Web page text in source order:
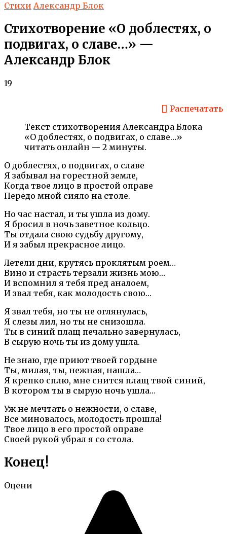
Стихи Александр Блок
Стихотворение «О доблестях, о
подвигах, о славе…» —
Александр Блок
19
Распечатать
Текст стихотворения Александра Блока
«О доблестях, о подвигах, о славе…»
читать онлайн — 2 минуты.
О доблестях, о подвигах, о славе
Я забывал на горестной земле,
Когда твое лицо в простой оправе
Передо мной сияло на столе.
Но час настал, и ты ушла из дому.
Я бросил в ночь заветное кольцо.
Ты отдала свою судьбу другому,
И я забыл прекрасное лицо.
Летели дни, крутясь проклятым роем…
Вино и страсть терзали жизнь мою…
И вспомнил я тебя пред аналоем,
И звал тебя, как молодость свою…
Я звал тебя, но ты не оглянулась,
Я слезы лил, но ты не снизошла.
Ты в синий плащ печально завернулась,
В сырую ночь ты из дому ушла.
Не знаю, где приют твоей гордыне
Ты, милая, ты, нежная, нашла…
Я крепко сплю, мне снится плащ твой синий,
В котором ты в сырую ночь ушла…
Уж не мечтать о нежности, о славе,
Все миновалось, молодость прошла!
Твое лицо в его простой оправе
Своей рукой убрал я со стола.
Конец!
Оцени